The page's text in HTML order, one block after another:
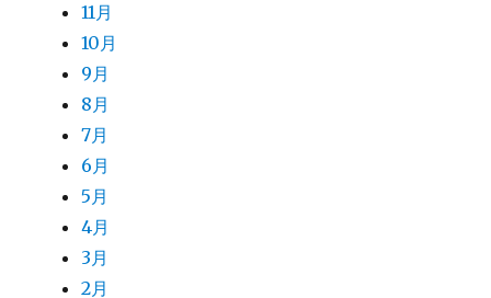
11月
10月
9月
8月
7月
6月
5月
4月
3月
2月